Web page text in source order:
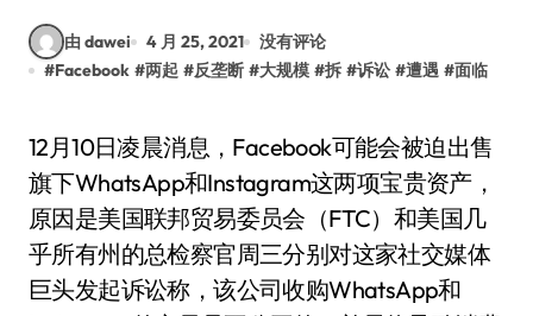
由 dawei 4 月 25, 2021
没有评论
#Facebook #两起 #反垄断 #大规模 #拆 #诉讼 #遭遇 #面临
12月10日凌晨消息，Facebook可能会被迫出售
旗下WhatsApp和Instagram这两项宝贵资产，
原因是美国联邦贸易委员会（FTC）和美国几
乎所有州的总检察官周三分别对这家社交媒体
巨头发起诉讼称，该公司收购WhatsApp和